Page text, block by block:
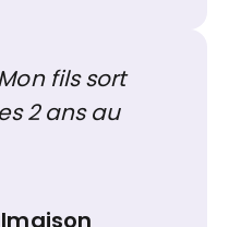
Mon fils sort
2 ans au